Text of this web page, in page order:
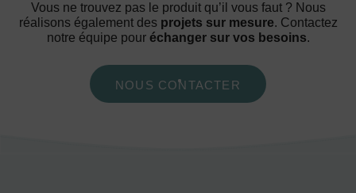
Vous ne trouvez pas le produit qu’il vous faut ? Nous
réalisons également des projets sur mesure. Contactez
notre équipe pour échanger sur vos besoins.
NOUS CONTACTER